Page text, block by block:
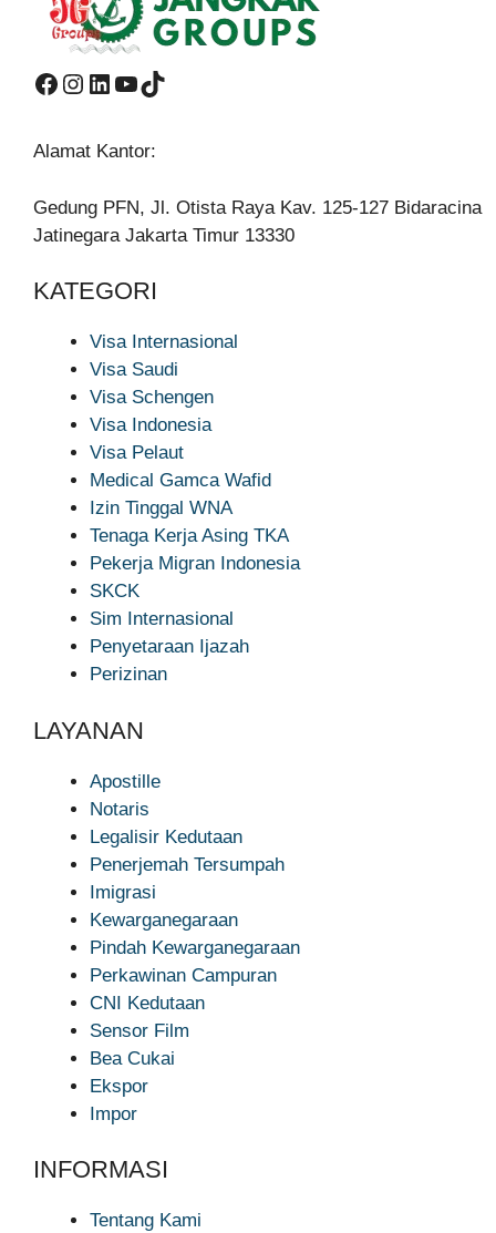
Facebook
Instagram
LinkedIn
YouTube
TikTok
Alamat Kantor:
Gedung PFN, Jl. Otista Raya Kav. 125-127 Bidaracina
Jatinegara Jakarta Timur 13330
KATEGORI
Visa Internasional
Visa Saudi
Visa Schengen
Visa Indonesia
Visa Pelaut
Medical Gamca Wafid
Izin Tinggal WNA
Tenaga Kerja Asing TKA
Pekerja Migran Indonesia
SKCK
Sim Internasional
Penyetaraan Ijazah
Perizinan
LAYANAN
Apostille
Notaris
Legalisir Kedutaan
Penerjemah Tersumpah
Imigrasi
Kewarganegaraan
Pindah Kewarganegaraan
Perkawinan Campuran
CNI Kedutaan
Sensor Film
Bea Cukai
Ekspor
Impor
INFORMASI
Tentang Kami